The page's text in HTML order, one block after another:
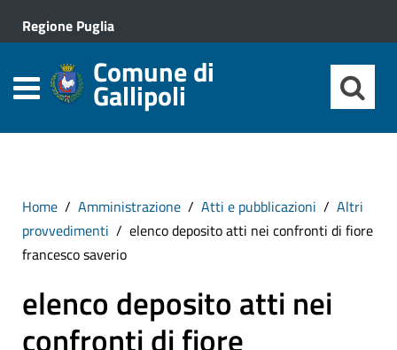
Regione Puglia
Comune di
Gallipoli
Home Amministrazione Atti e pubblicazioni
Altri
provvedimenti
elenco deposito atti nei confronti di fiore
francesco saverio
elenco deposito atti nei
confronti di fiore